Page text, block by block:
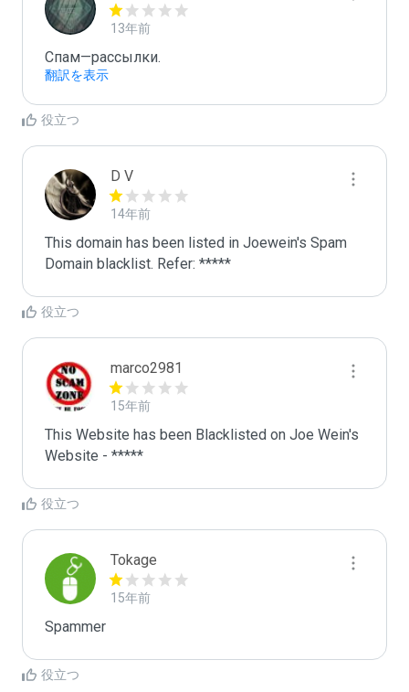
13年前
Спам—рассылки.
翻訳を表示
役立つ
D V
14年前
This domain has been listed in Joewein's Spam
Domain blacklist. Refer: *****
役立つ
marco2981
15年前
This Website has been Blacklisted on Joe Wein's
Website - *****
役立つ
Tokage
15年前
Spammer
役立つ